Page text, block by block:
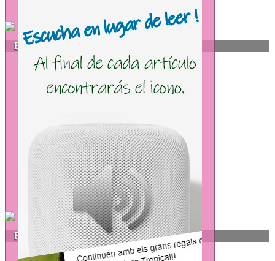
Esencia
FRAGIEL Asesores